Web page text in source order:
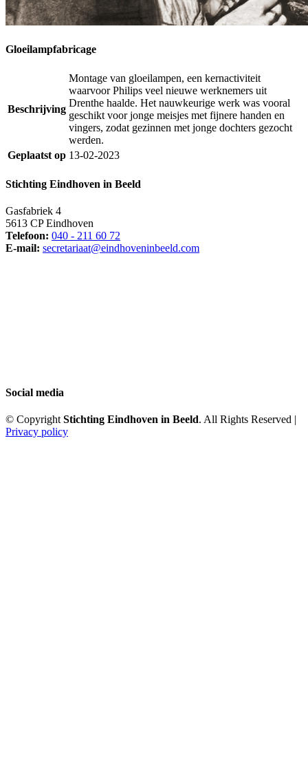
Gloeilampfabricage
Beschrijving
Montage van gloeilampen, een kernactiviteit
waarvoor Philips veel nieuwe werknemers uit
Drenthe haalde. Het nauwkeurige werk was vooral
geschikt voor jonge meisjes met fijnere handen en
vingers, zodat gezinnen met jonge dochters gezocht
werden.
Geplaatst op 13-02-2023
Stichting Eindhoven in Beeld
Gasfabriek 4
5613 CP Eindhoven
Telefoon: 040 - 211 60 72
E-mail: secretariaat@eindhoveninbeeld.com
Social media
© Copyright Stichting Eindhoven in Beeld. All Rights Reserved |
Privacy policy